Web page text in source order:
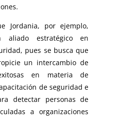
Jordania, por ejemplo,
aliado estratégico en
pues se busca que
un intercambio de
en materia de
de seguridad e
detectar personas de
a organizaciones